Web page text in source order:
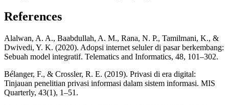
References
Alalwan, A. A., Baabdullah, A. M., Rana, N. P., Tamilmani, K., &
Dwivedi, Y. K. (2020). Adopsi internet seluler di pasar berkembang:
Sebuah model integratif. Telematics and Informatics, 48, 101–302.
Bélanger, F., & Crossler, R. E. (2019). Privasi di era digital:
Tinjauan penelitian privasi informasi dalam sistem informasi. MIS
Quarterly, 43(1), 1–51.